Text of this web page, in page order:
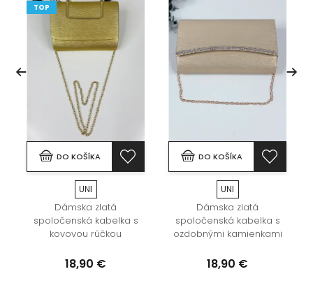
TOP
DO KOŠÍKA
UNI
Dámska zlatá
spoločenská kabelka s
kovovou rúčkou
18,90 €
DO KOŠÍKA
UNI
Dámska zlatá
spoločenská kabelka s
ozdobnými kamienkami
18,90 €